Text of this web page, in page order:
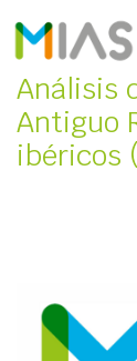
Análisis
Antiguo
ibéricos